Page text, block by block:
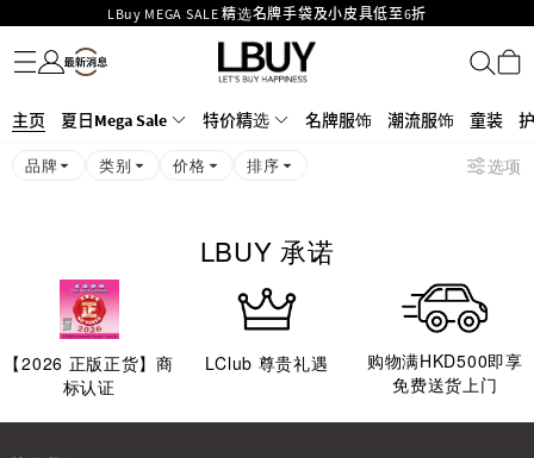
LBuy MEGA SALE 精选名牌手袋及小皮具低至6折
Goyard Hobo / Hobo Mini人气限量特别版限时原价低至75折!
LBuy呈献 - Hermès 及 Chanel 手袋及首饰低至6折，立即入手!
426号铺！
MOKO 1楼175号铺旗舰店特设名牌Hermès、CHANEL及LV专区！
购物满HKD500即享免运费！
名牌服饰
潮流服饰
童装
护肤美妆
香水香薰
个人护理
母婴护理
游戏及精品玩具
文仪用品
家居生活
电子产品
美食
医药保健
运动与户外用品
主页 夏日Mega Sale 特价精选 名牌服饰 潮流服饰 童装
品牌 类别 价格 排序 选项
LBUY 承诺
【2026 正版正货】商
标认证
LClub 尊贵礼遇
购物满HKD500即享
免费送货上门